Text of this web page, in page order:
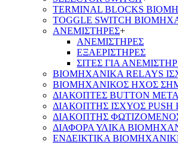
TERMINAL BLOCKS
TOGGLE SWITCH
ΑΝΕΜΙΣΤΗΡΕΣ+
ΑΝΕΜΙΣΤΗΡΕΣ
ΕΞΑΕΡΙΣΤΗΡΕΣ
ΣΙΤΕΣ ΓΙΑ
ΒΙΟΜΗΧΑΝΙΚΑ RELAYS
ΒΙΟΜΗΧΑΝΙΚΟΣ ΗΧΟΣ
ΔΙΑΚΟΠΤΕΣ BUTTON
ΔΙΑΚΟΠΤΗΣ ΙΣΧΥΟΣ PUSH
ΔΙΑΚΟΠΤΗΣ ΦΩΤΙΖΟΜΕΝΟΣ
ΔΙΑΦΟΡΑ ΥΛΙΚΑ
ΕΝΔΕΙΚΤΙΚΑ